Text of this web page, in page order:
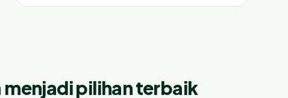
menjadi pilihan terbaik